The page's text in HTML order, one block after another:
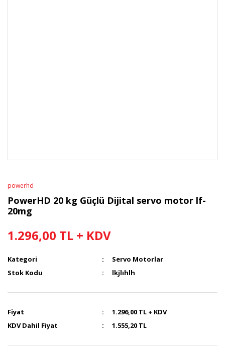
powerhd
PowerHD 20 kg Güçlü Dijital servo motor lf-
20mg
1.296,00 TL + KDV
Kategori
Servo Motorlar
Stok Kodu
lkjlıhlh
Fiyat
1.296,00 TL + KDV
KDV Dahil Fiyat
1.555,20 TL